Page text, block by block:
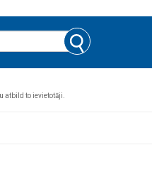
atbild to ievietotāji.